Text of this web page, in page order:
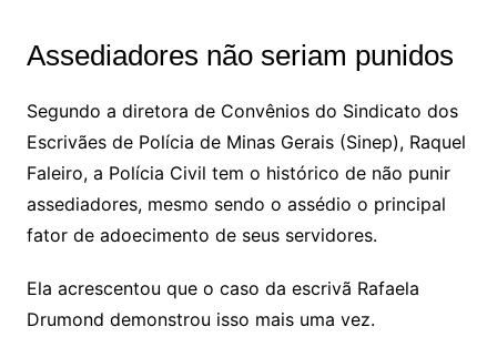
Assediadores não seriam punidos
Segundo a diretora de Convênios do Sindicato dos
Escrivães de Polícia de Minas Gerais (Sinep), Raquel
Faleiro, a Polícia Civil tem o histórico de não punir
assediadores, mesmo sendo o assédio o principal
fator de adoecimento de seus servidores.
Ela acrescentou que o caso da escrivã Rafaela
Drumond demonstrou isso mais uma vez.